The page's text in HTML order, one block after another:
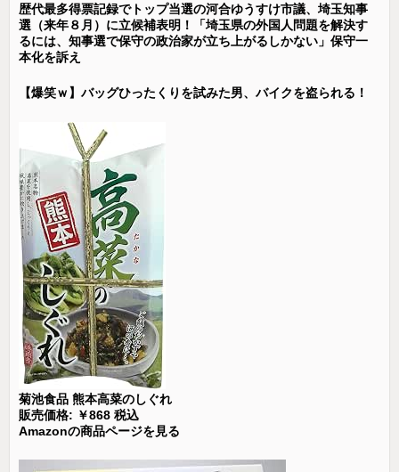
歴代最多得票記録でトップ当選の河合ゆうすけ市議、埼玉知事
選（来年８月）に立候補表明！「埼玉県の外国人問題を解決す
るには、知事選で保守の政治家が立ち上がるしかない」保守一
本化を訴え
【爆笑ｗ】バッグひったくりを試みた男、バイクを盗られる！
菊池食品 熊本高菜のしぐれ
販売価格: ￥868 税込
Amazonの商品ページを見る